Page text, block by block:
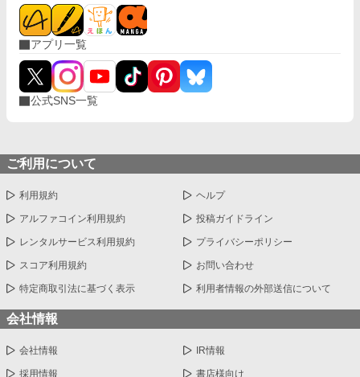
アプリ一覧
公式SNS一覧
ご利用について
利用規約 ヘルプ
アルファコイン利用規約 投稿ガイドライン
レンタルサービス利用規約 プライバシーポリシー
スコア利用規約 お問い合わせ
特定商取引法に基づく表示 利用者情報の外部送信について
会社情報
会社情報 IR情報
採用情報 書店様向け